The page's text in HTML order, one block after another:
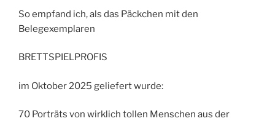
So empfand ich, als das Päckchen mit den
Belegexemplaren
BRETTSPIELPROFIS
im Oktober 2025 geliefert wurde:
70 Porträts von wirklich tollen Menschen aus der